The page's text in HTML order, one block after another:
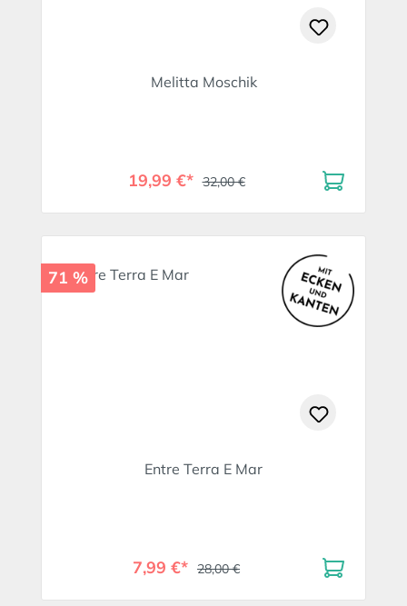
Melitta Moschik
19,99 €* 32,00 €
71 %
Entre Terra E Mar
7,99 €* 28,00 €